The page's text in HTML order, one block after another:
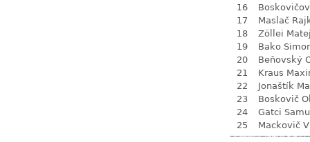
16
17
Maslač
18
Zöllei
19
Bako
20
Beňovský
21
Kraus
22
Jonaštík
23
Boskovič
24
Gatci
25
Mackovič